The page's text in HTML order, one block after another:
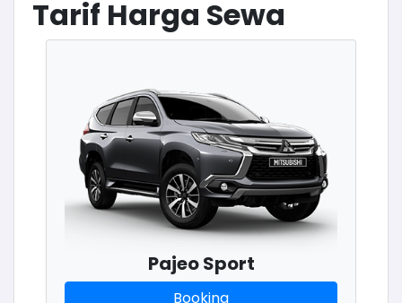
Tarif Harga Sewa
Pajeo Sport
Booking